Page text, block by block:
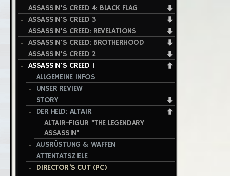
ASSASSIN'S CREED 4: BLACK FLAG
ASSASSIN'S CREED 3
ASSASSIN'S CREED: REVELATIONS
ASSASSIN'S CREED: BROTHERHOOD
ASSASSIN'S CREED 2
ASSASSIN'S CREED 1
ALLGEMEINE INFOS
UNSER REVIEW
STORY
DER HELD: ALTAIR
ALTAIR-FIGUR "THE LEGENDARY
ASSASSIN"
AUSRÜSTUNG & WAFFEN
ATTENTATSZIELE
DIRECTOR’S CUT (PC)